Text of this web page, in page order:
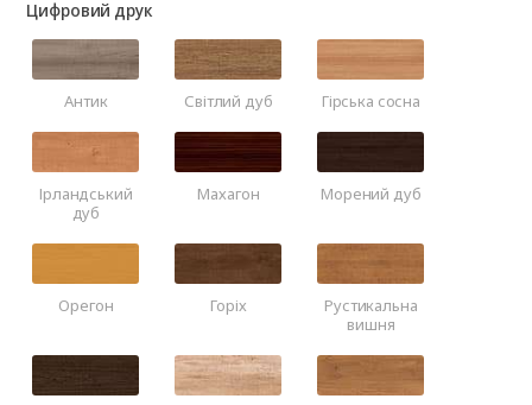
Цифровий друк
Антик Світлий дуб Гірська сосна
Ірландський
дуб
Махагон Морений дуб
Орегон Горіх
Рустикальна
вишня